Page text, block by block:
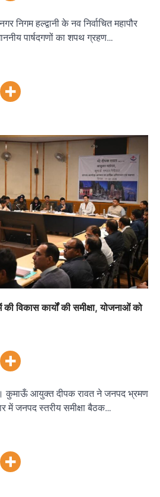
निगम हल्द्वानी के नव निर्वाचित महापौर
पार्षदगणों का शपथ ग्रहण…
विकास कार्यों की समीक्षा, योजनाओं को
कुमाऊँ आयुक्त दीपक रावत ने जनपद भ्रमण
में जनपद स्तरीय समीक्षा बैठक…